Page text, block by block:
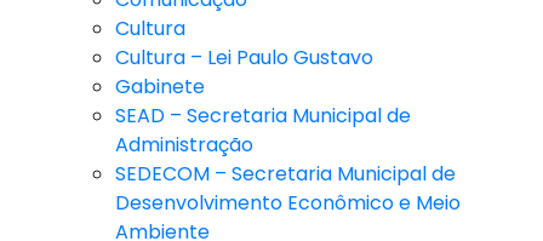
Cultura
Cultura – Lei Paulo Gustavo
Gabinete
SEAD – Secretaria Municipal de
Administração
SEDECOM – Secretaria Municipal de
Desenvolvimento Econômico e Meio
Ambiente